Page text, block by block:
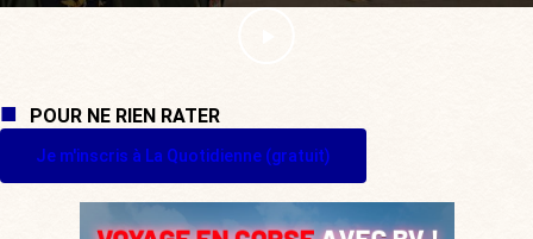
POUR NE RIEN RATER
Je m'inscris à La Quotidienne (gratuit)